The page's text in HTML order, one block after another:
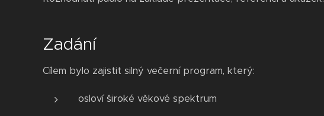
Zadání
Cílem bylo zajistit silný večerní program, který:
osloví široké věkové spektrum